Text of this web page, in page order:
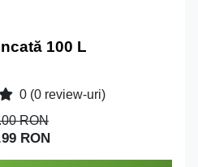
100 L
0 (0 review-uri)
RON
RON